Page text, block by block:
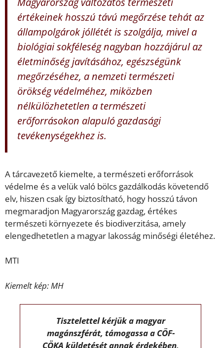
értékeinek hosszú távú megőrzése tehát az
állampolgárok jóllétét is szolgálja, mivel a
biológiai sokféleség nagyban hozzájárul az
életminőség javításához, egészségünk
megőrzéséhez, a nemzeti természeti
örökség védelméhez, miközben
nélkülözhetetlen a természeti
erőforrásokon alapuló gazdasági
tevékenységekhez is.
A tárcavezető kiemelte, a természeti erőforrások
védelme és a velük való bölcs gazdálkodás követendő
elv, hiszen csak így biztosítható, hogy hosszú távon
megmaradjon Magyarország gazdag, értékes
természeti környezete és biodiverzitása, amely
elengedhetetlen a magyar lakosság minőségi életéhez.
MTI
Kiemelt kép: MH
Tisztelettel kérjük a magyar
magánszférát, támogassa a CÖF-
CÖKA küldetését annak érdekében,